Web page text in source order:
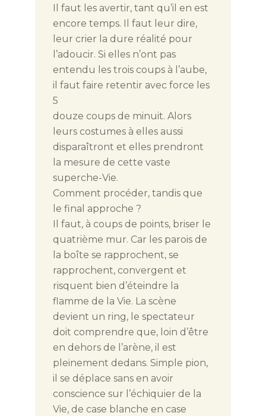
Il faut les avertir, tant qu’il en est
encore temps. Il faut leur dire,
leur crier la dure réalité pour
l’adoucir. Si elles n’ont pas
entendu les trois coups à l’aube,
il faut faire retentir avec force les
5
douze coups de minuit. Alors
leurs costumes à elles aussi
disparaîtront et elles prendront
la mesure de cette vaste
superche-Vie.
Comment procéder, tandis que
le final approche ?
Il faut, à coups de points, briser le
quatrième mur. Car les parois de
la boîte se rapprochent, se
rapprochent, convergent et
risquent bien d’éteindre la
flamme de la Vie. La scène
devient un ring, le spectateur
doit comprendre que, loin d’être
en dehors de l’arène, il est
pleinement dedans. Simple pion,
il se déplace sans en avoir
conscience sur l’échiquier de la
Vie, de case blanche en case